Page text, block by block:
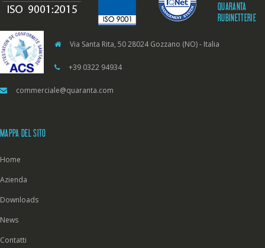
QUARANTA
RUBINETTERIE
Via Santa Rita, 50 28024 Gozzano (NO) - Italia
+39 0322 94934
commerciale@quaranta.com
MAPPA DEL SITO
Home
Azienda
Downloads
News
Contatti